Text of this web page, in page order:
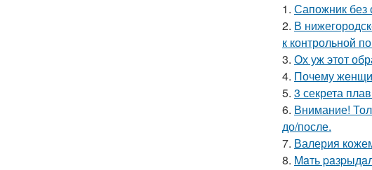
1. Сапожник без
2. В
к контрольной
3. Ох уж этот
4. Почему
5. 3 секрета
6. Внимание!
до/после.
7. Валерия
8. Maть